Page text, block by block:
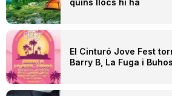
El Cinturó Jove Fest
Barry B, La Fuga i